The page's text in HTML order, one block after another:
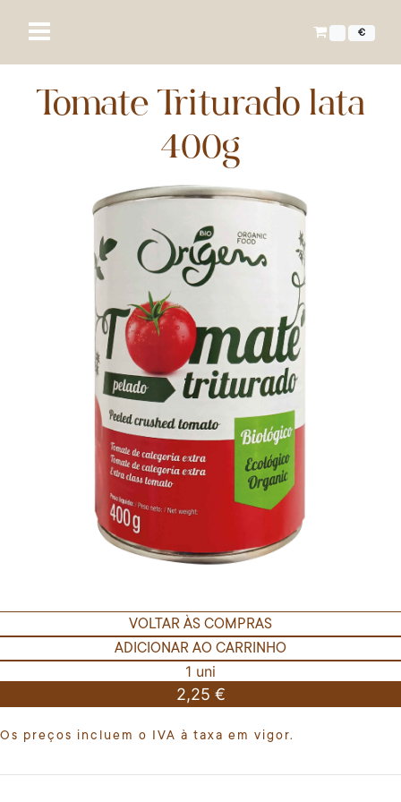
€
Tomate Triturado lata
400g
VOLTAR ÀS COMPRAS
ADICIONAR AO CARRINHO
1 uni
2,25 €
Os preços incluem o IVA à taxa em vigor.